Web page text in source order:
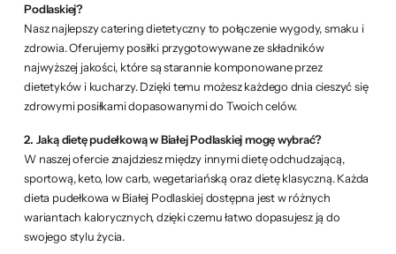
Podlaskiej?
Nasz najlepszy catering dietetyczny to połączenie wygody, smaku i
zdrowia. Oferujemy posiłki przygotowywane ze składników
najwyższej jakości, które są starannie komponowane przez
dietetyków i kucharzy. Dzięki temu możesz każdego dnia cieszyć się
zdrowymi posiłkami dopasowanymi do Twoich celów.
2. Jaką dietę pudełkową w Białej Podlaskiej mogę wybrać?
W naszej ofercie znajdziesz między innymi dietę odchudzającą,
sportową, keto, low carb, wegetariańską oraz dietę klasyczną. Każda
dieta pudełkowa w Białej Podlaskiej dostępna jest w różnych
wariantach kalorycznych, dzięki czemu łatwo dopasujesz ją do
swojego stylu życia.